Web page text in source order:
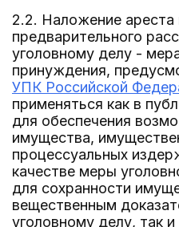
2.2. Наложение
предварительного
уголовному делу -
принуждения,
УПК Российской
применяться как в
для обеспечения
имущества,
процессуальных
качестве меры
для сохранности
вещественным
уголовному делу, так